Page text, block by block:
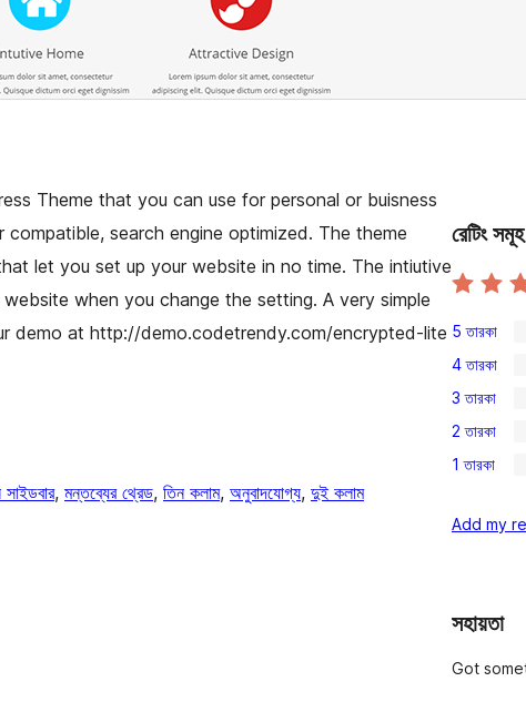
Theme that you can use for personal or buisness
search engine optimized. The theme
let you set up your website in no time. The intiutive
when you change the setting. A very simple
demo at http://demo.codetrendy.com/encrypted-lite
সাইডবার, মন্তব্যের থ্রেড, তিন কলাম, অনুবাদযোগ্য, দুই কলাম
রেটিং সমূহ
16টি
5-
স্টার
রিভিউ
5 তারকা
1টি
4-
স্টার
রিভিউ
4 তারকা
0টি
3-
স্টার
3 তারকা
0টি
2-
রিভিউ
2 তারকা
1টি
স্টার
1 তারকা
Add my
সহায়তা
Got